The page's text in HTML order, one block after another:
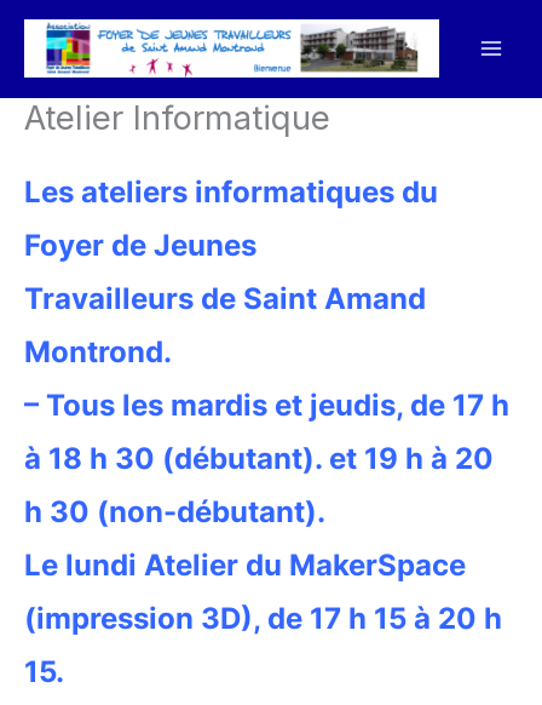
Aller
Atelier Informatique
Les ateliers informatiques du
Foyer de Jeunes
Travailleurs de Saint Amand
Montrond.
– Tous les mardis et jeudis, de 17 h
à 18 h 30 (débutant). et 19 h à 20
h 30 (non-débutant).
Le lundi Atelier du MakerSpace
(impression 3D), de 17 h 15 à 20 h
15.